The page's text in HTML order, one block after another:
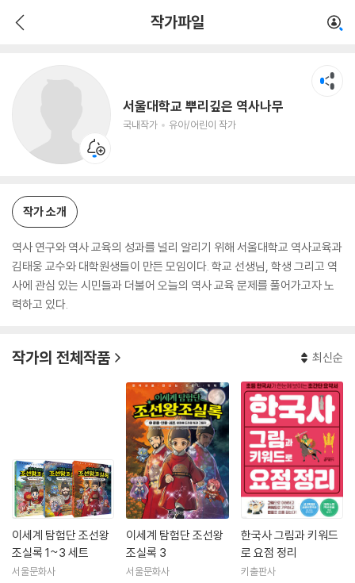
작가파일
서울대학교 뿌리깊은 역사나무
국내작가 유아/어린이 작가
유아/어린이 작가
작가 소개
역사 연구와 역사 교육의 성과를 널리 알리기 위해 서울대학교 역사교육과
김태웅 교수와 대학원생들이 만든 모임이다. 학교 선생님, 학생 그리고 역
사에 관심 있는 시민들과 더불어 오늘의 역사 교육 문제를 풀어가고자 노
력하고 있다.
작가의 전체작품 최신순
이세계 탐험단 조선왕
조실록 1~3 세트
서울문화사
이세계 탐험단 조선왕
조실록 3
서울문화사
한국사 그림과 키워드
로 요점 정리
키출판사